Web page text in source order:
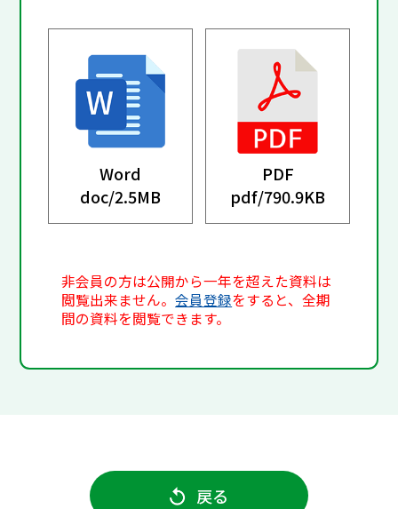
Word
doc/2.5MB
PDF
pdf/790.9KB
非会員の方は公開から一年を超えた資料は
閲覧出来ません。会員登録をすると、全期
間の資料を閲覧できます。
戻る